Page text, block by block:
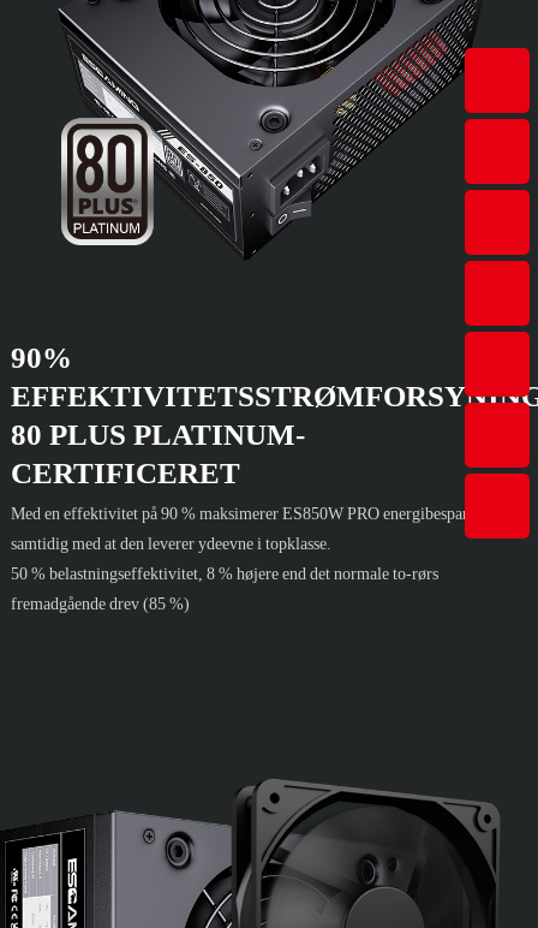
90%
80 PLUS PLATINUM-
CERTIFICERET
Med en effektivitet på 90 % maksimerer ES850W PRO energibesparelserne,
samtidig med at den leverer ydeevne i topklasse.
50 % belastningseffektivitet, 8 % højere end det normale to-rørs
fremadgående drev (85 %)